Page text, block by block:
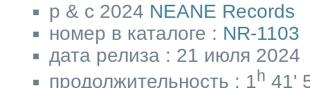
p & c 2024 NEANE Records
номер в каталоге : NR-1103
дата релиза : 21 июля 2024
продолжительность : 1h 41'